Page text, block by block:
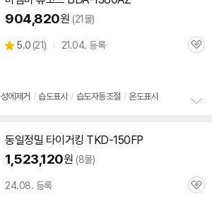
904,820원 (21몰)
별
5.0 (상
뷰
21) 21.04. 등록
관
성에제거 / 습도표시 / 습도자동조절 / 온도표시
동일정밀 타이거킹 TKD-150FP
1,523,120원 (8몰)
24.08. 등록
관